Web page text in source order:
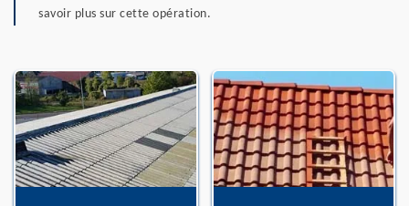
savoir plus sur cette opération.